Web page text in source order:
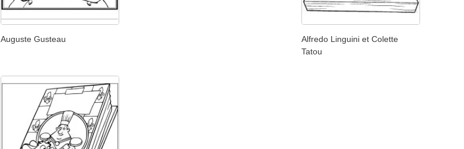
Auguste Gusteau
Alfredo Linguini et Colette
Tatou